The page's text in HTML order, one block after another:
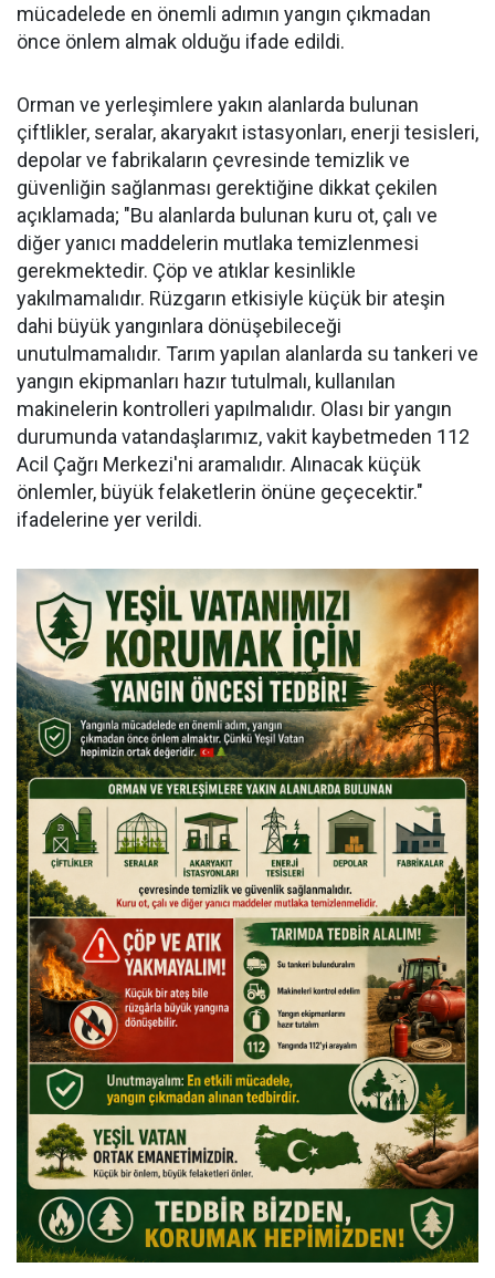
mücadelede en önemli adımın yangın çıkmadan
önce önlem almak olduğu ifade edildi.
Orman ve yerleşimlere yakın alanlarda bulunan
çiftlikler, seralar, akaryakıt istasyonları, enerji tesisleri,
depolar ve fabrikaların çevresinde temizlik ve
güvenliğin sağlanması gerektiğine dikkat çekilen
açıklamada; "Bu alanlarda bulunan kuru ot, çalı ve
diğer yanıcı maddelerin mutlaka temizlenmesi
gerekmektedir. Çöp ve atıklar kesinlikle
yakılmamalıdır. Rüzgarın etkisiyle küçük bir ateşin
dahi büyük yangınlara dönüşebileceği
unutulmamalıdır. Tarım yapılan alanlarda su tankeri ve
yangın ekipmanları hazır tutulmalı, kullanılan
makinelerin kontrolleri yapılmalıdır. Olası bir yangın
durumunda vatandaşlarımız, vakit kaybetmeden 112
Acil Çağrı Merkezi'ni aramalıdır. Alınacak küçük
önlemler, büyük felaketlerin önüne geçecektir."
ifadelerine yer verildi.